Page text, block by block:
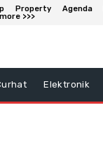
Property Agenda
more >>>
Elektronik